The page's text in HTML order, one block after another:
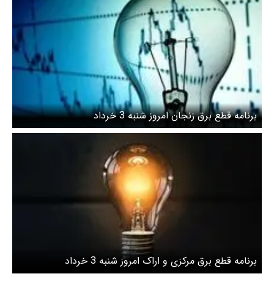
برنامه قطع برق زنجان امروز شنبه 3 خرداد
برنامه قطع برق مرکزی و اراک امروز شنبه 3 خرداد